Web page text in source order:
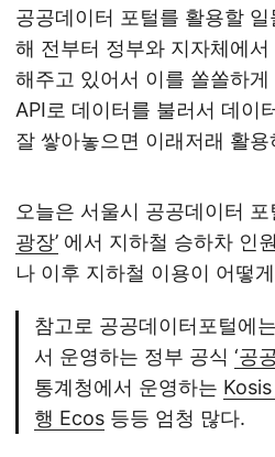
공공데이터 포털를 활용할
해 전부터 정부와 지자체에
해주고 있어서 이를 쏠쏠하
API로 데이터를 불러서 데이
잘 쌓아놓으면 이래저래 활
오늘은 서울시 공공데이터 포
광장’ 에서 지하철 승하차 인
나 이후 지하철 이용이 어떻
참고로 공공데이터포털에
서 운영하는 정부 공식 ‘공
통계청에서 운영하는
행 Ecos 등등 엄청 많다.